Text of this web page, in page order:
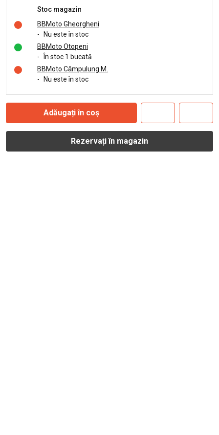
Stoc magazin
BBMoto Gheorgheni
-
Nu este în stoc
BBMoto Otopeni
-
În stoc 1 bucată
BBMoto Câmpulung M.
-
Nu este în stoc
Adăugați în coș
Rezervați în magazin